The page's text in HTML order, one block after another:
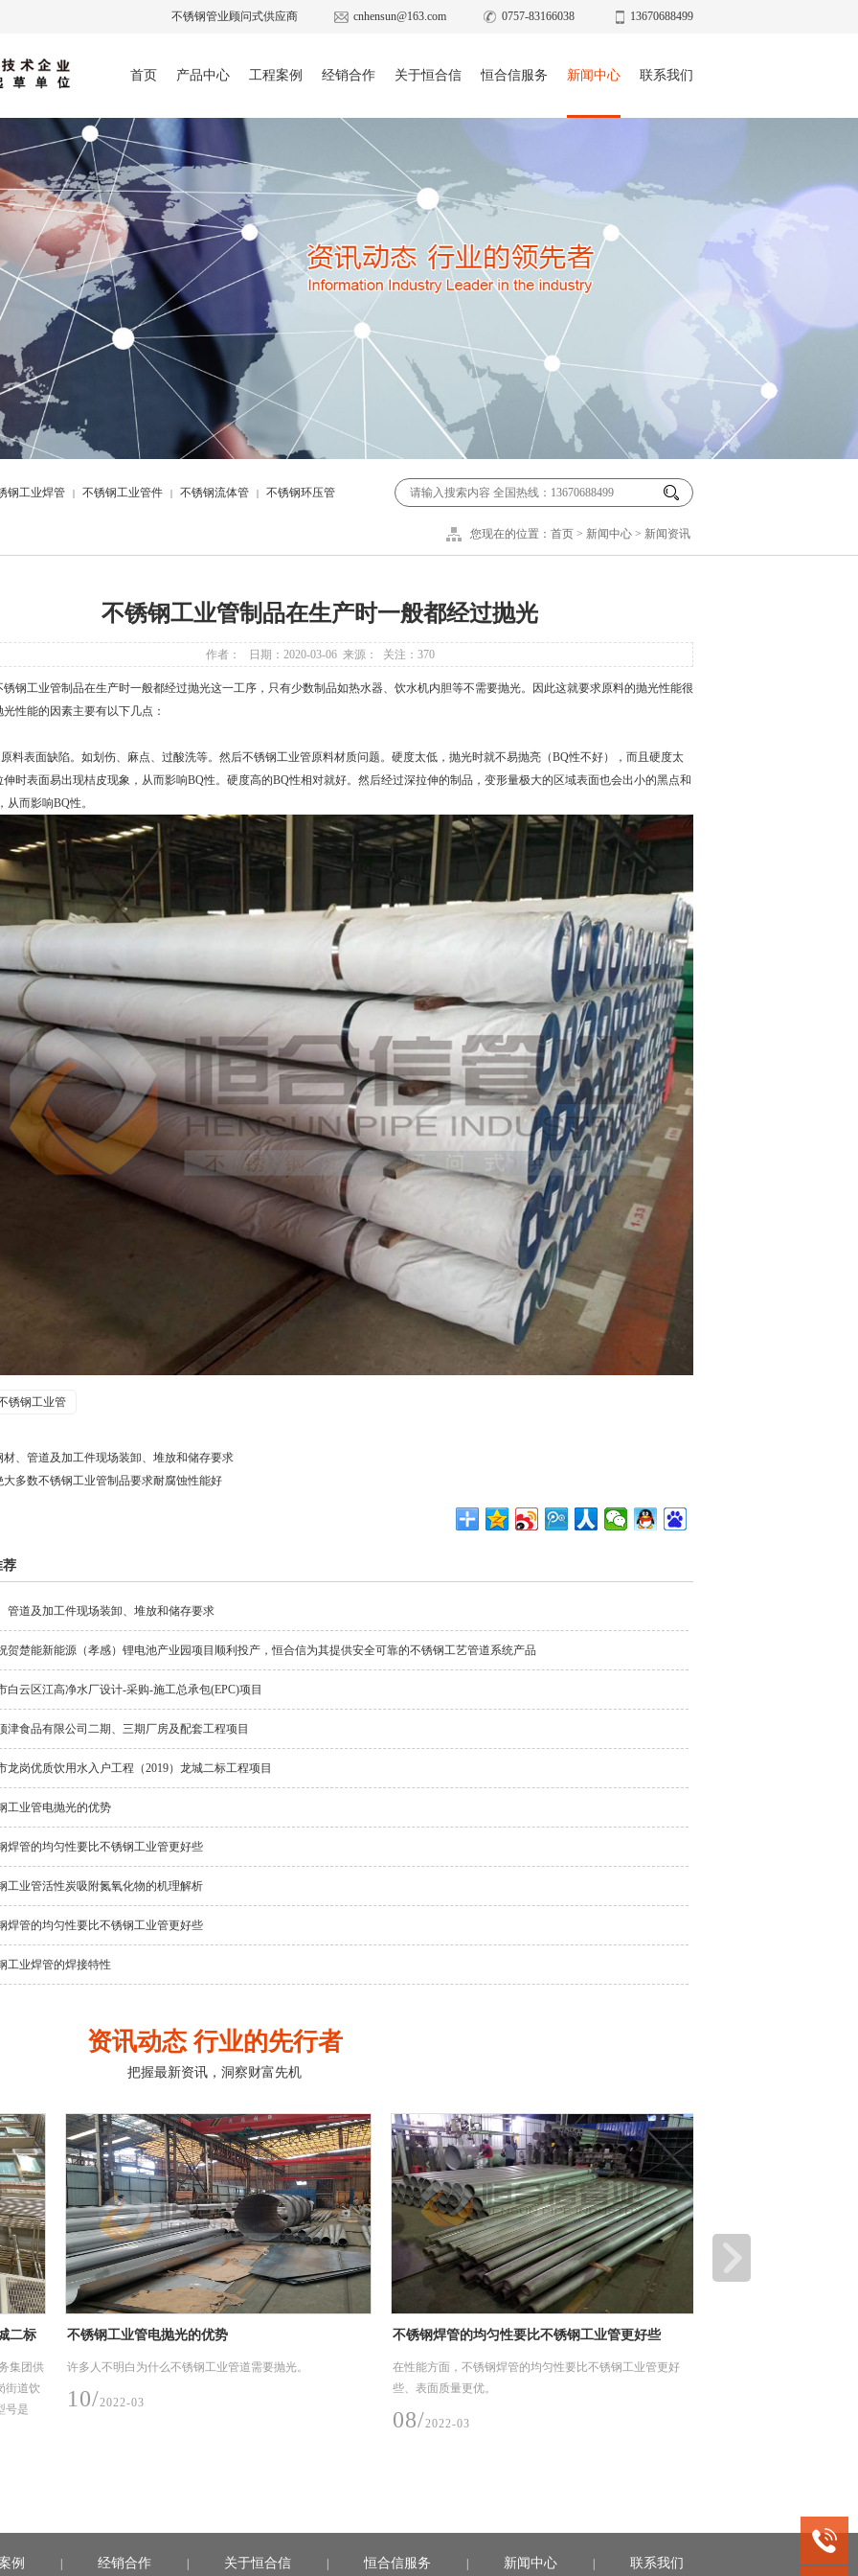
不锈钢管业顾问式供应商 cnhensun@163.com 0757-83166038 13670688499
首页 产品中心 工程案例 经销合作 关于恒合信 恒合信服务 新闻中心 联系我们
钢工业焊管 | 不锈钢工业管件 | 不锈钢流体管 | 不锈钢环压管
您现在的位置： 首页 > 新闻中心 > 新闻资讯
不锈钢工业管制品在生产时一般都经过抛光
作者： 日期：2020-03-06 来源： 关注： 370
工业管制品在生产时一般都经过抛光这一工序，只有少数制品如热水器、饮水机内胆等不需要抛光。因此这就要求原料的抛光性能很
性能的因素主要有以下几点：
表面缺陷。如划伤、麻点、过酸洗等。然后不锈钢工业管原料材质问题。硬度太低，抛光时就不易抛亮（BQ性不好），而且硬度太
伸时表面易出现桔皮现象，从而影响BQ性。硬度高的BQ性相对就好。然后经过深拉伸的制品，变形量极大的区域表面也会出小的黑点和
从而影响BQ性。
锈钢工业管
材、管道及加工件现场装卸、堆放和储存要求
大多数不锈钢工业管制品要求耐腐蚀性能好
荐
管道及加工件现场装卸、堆放和储存要求
贺楚能新能源（孝感）锂电池产业园项目顺利投产，恒合信为其提供安全可靠的不锈钢工艺管道系统产品
白云区江高净水厂设计-采购-施工总承包(EPC)项目
津食品有限公司二期、三期厂房及配套工程项目
龙岗优质饮用水入户工程（2019）龙城二标工程项目
工业管电抛光的优势
焊管的均匀性要比不锈钢工业管更好些
工业管活性炭吸附氮氧化物的机理解析
焊管的均匀性要比不锈钢工业管更好些
工业焊管的焊接特性
资讯动态 行业的先行者
把握最新资讯，洞察财富先机
二标
集团供
道饮
是
不锈钢工业管电抛光的优势
许多人不明白为什么不锈钢工业管道需要抛光。
10/ 2022-03
不锈钢焊管的均匀性要比不锈钢工业管更好些
在性能方面，不锈钢焊管的均匀性要比不锈钢工业管更好
些、表面质量更优。
08/ 2022-03
例 经销合作 关于恒合信 恒合信服务 新闻中心 联系我们